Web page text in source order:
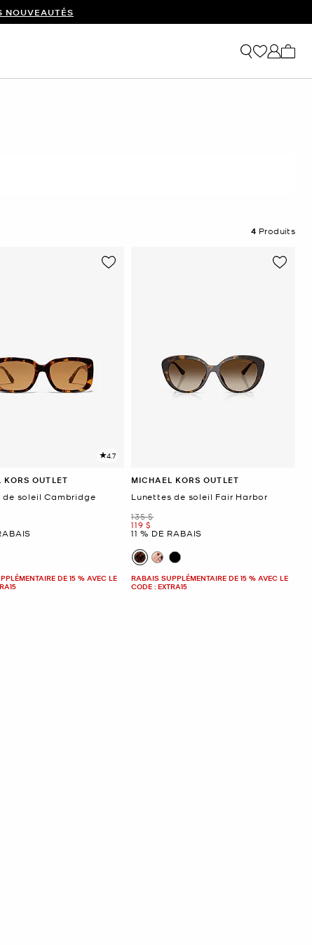
NOUVEAUTÉS
4 Produits
4.7
KORS OUTLET
de soleil Cambridge
DE 15 % AVEC LE
MICHAEL KORS OUTLET
Lunettes de soleil Fair Harbor
était
135 $
maintenant
119 $
11 % DE RABAIS
RABAIS SUPPLÉMENTAIRE DE 15 % AVEC LE
CODE : EXTRA15